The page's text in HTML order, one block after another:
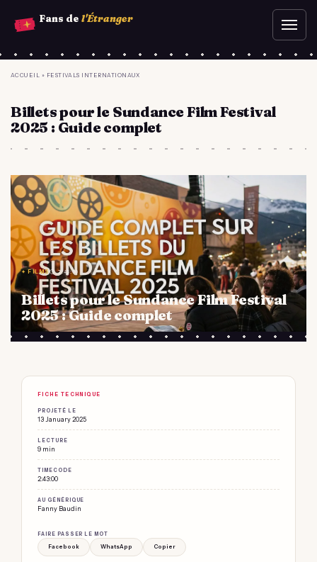
contenu
principal
Fans de l'Étranger
YOU
ARE
HERE
ACCUEIL » FESTIVALS INTERNATIONAUX
Billets pour le Sundance Film Festival
2025 : Guide complet
✦ FILMS⏱ 2:43:00
Billets pour le Sundance Film Festival
2025 : Guide complet
FICHE TECHNIQUE
PROJETÉ LE
13 January 2025
LECTURE
9 min
TIMECODE
2:43:00
AU GÉNÉRIQUE
Fanny Baudin
FAIRE PASSER LE MOT
Facebook
WhatsApp Copier